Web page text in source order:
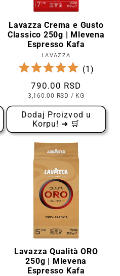
Lavazza Crema e Gusto
Classico 250g | Mlevena
Espresso Kafa
Prodavac:
LAVAZZA
(1 )
Cena
790.00 RSD
CENA
KOMADU
3,160.00 RSD / PO
KG
Dodaj Proizvod u
Korpu! ➜ 🛒
Lavazza Qualità ORO
250g | Mlevena
Espresso Kafa